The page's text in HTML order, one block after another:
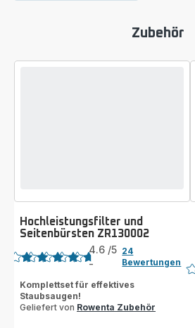
Zubehör
Hochleistungsfilter und
Seitenbürsten ZR130002
Bewertung
4.6 /5
-
24
Bewertungen
Komplettset für effektives
Staubsaugen!
Geliefert von Rowenta Zubehör